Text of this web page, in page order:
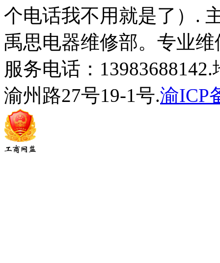
个电话我不用就是了）.
禹思电器维修部。专业
服务电话：
渝州路27号19-1号.渝ICP